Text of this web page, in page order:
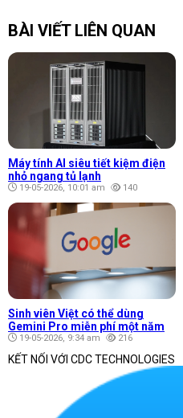
BÀI VIẾT LIÊN QUAN
Máy tính AI siêu tiết kiệm điện
nhỏ ngang tủ lạnh
19-05-2026, 10:01 am 140
Sinh viên Việt có thể dùng
Gemini Pro miễn phí một năm
19-05-2026, 9:34 am 216
KẾT NỐI VỚI CDC TECHNOLOGIES